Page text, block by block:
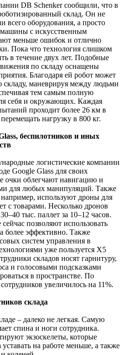
DB Schenker сообщили, что в
склад. Он не
всего оборудования, а просто
машины с искусственным
меньше ошибок и отлично
Пока что технология слишком
в течение двух лет. Подобные
по складу оснащены
Благодаря ей робот может
складу, маневрируя между людьми
тем самым полную
себя и окружающих. Каждая
проходит более 26 км в
нагрузку в 800 кг.
беспилотников и иных
логистические компании
Google Glass для своих
очки облегчают навигацию и
для любых манипуляций. Также
используют дроны для
с товарами. Несколько дронов
тыс. паллет за 10–12 часов.
позволяют использовать
более эффективно. Также
систем управления в
уже пользуется X5
складов носят гарнитуру,
и голосовыми подсказками
в пространстве. По
увеличилось на 11%.
склада
– далеко не легкая. Самую
спина и ноги сотрудника.
экзоскелеты, которые
на работе меньше, а также